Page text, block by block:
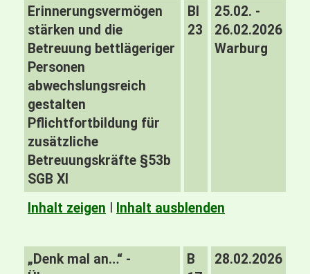
Erinnerungsvermögen
stärken und die
Betreuung bettlägeriger
Personen
abwechslungsreich
gestalten
Pflichtfortbildung für
zusätzliche
Betreuungskräfte §53b
SGB XI
BI
23
25.02. -
26.02.2026
Warburg
Inhalt zeigen Inhalt ausblenden
„Denk mal an…“ -
B
28.02.2026